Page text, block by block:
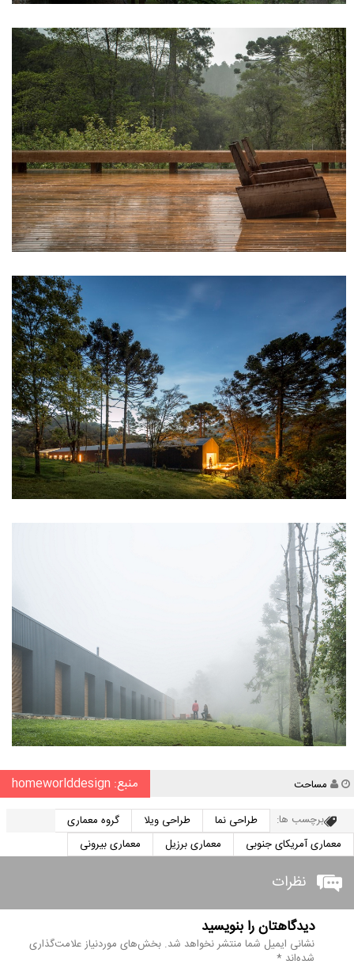
نویسنده
مساحت منبع: homeworlddesign
برچسب ها: طراحی نما طراحی ویلا
گروه معماری
معماری آمریکای جنوبی
معماری برزیل معماری بیرونی
نظرات
دیدگاهتان را بنویسید
نشانی ایمیل شما منتشر نخواهد شد. بخش‌های موردنیاز علامت‌گذاری
شده‌اند *